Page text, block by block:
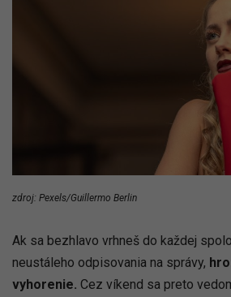
zdroj: Pexels/Guillermo Berlin
Ak sa bezhlavo vrhneš do každej
neustáleho odpisovania na správy,
vyhorenie. Cez víkend sa preto